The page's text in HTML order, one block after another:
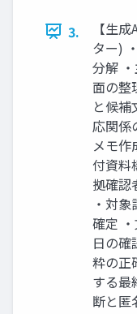
3.
【生
ター)
分解
面の整
と候
応関係
メモ
付資料
拠確認
・対
確定
日の確
粋の正
する最
断と匿